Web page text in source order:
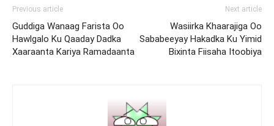
Previous article
Guddiga Wanaag Farista Oo
Hawlgalo Ku Qaaday Dadka
Xaaraanta Kariya Ramadaanta
Next article
Wasiirka Khaarajiga Oo
Sababeeyay Hakadka Ku Yimid
Bixinta Fiisaha Itoobiya